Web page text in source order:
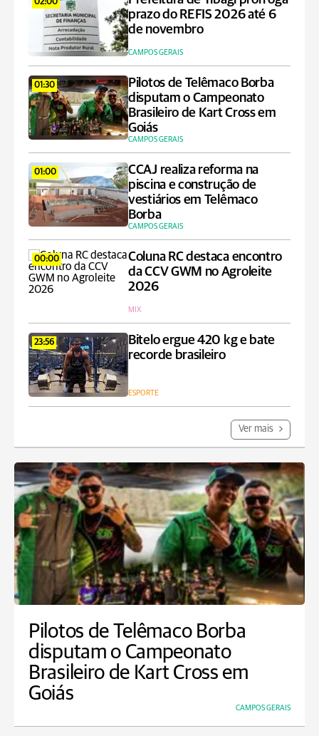
02:00
prazo do REFIS 2026 até 6
de novembro
CAMPOS GERAIS
01:30
Pilotos de Telêmaco Borba
disputam o Campeonato
Brasileiro de Kart Cross em
Goiás
CAMPOS GERAIS
01:00
CCAJ realiza reforma na
piscina e construção de
vestiários em Telêmaco
Borba
CAMPOS GERAIS
00:00
Coluna RC destaca encontro
da CCV GWM no Agroleite
2026
MIX
23:56
Bitelo ergue 420 kg e bate
recorde brasileiro
ESPORTE
Ver mais
Pilotos de Telêmaco Borba
disputam o Campeonato
Brasileiro de Kart Cross em
Goiás
CAMPOS GERAIS